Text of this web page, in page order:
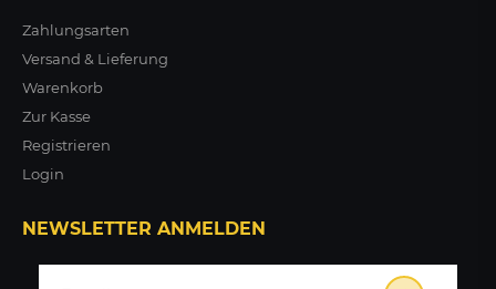
Zahlungsarten
Versand & Lieferung
Warenkorb
Zur Kasse
Registrieren
Login
NEWSLETTER ANMELDEN